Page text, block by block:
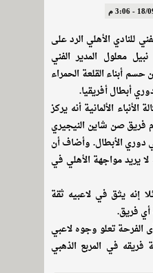
للنادي الأهلي الرد على
معلول المدير الفني
أبناء القلعة الحمراء
أبطال أفريقيا.
الألمانية أنه يركز
فريق صن شاين النيجيري
دوري الأبطال. وأضاف أن
يريد مواجهة الأهلي في
إنه يثق في لاعبيه ثقة
أي فريق.
الفرحة تعلو وجوه لاعبي
فريقه في المربع الذهبي